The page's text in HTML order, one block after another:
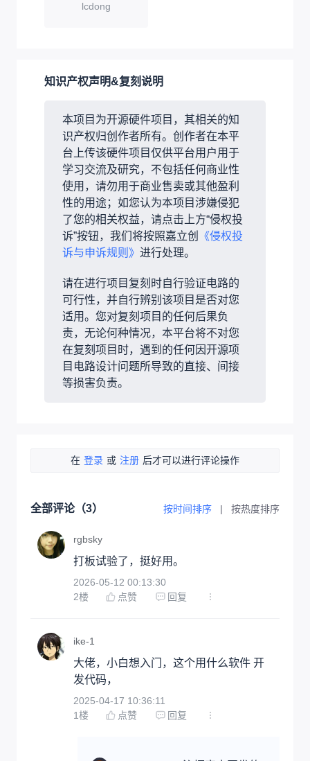
lcdong
知识产权声明&复刻说明
本项目为开源硬件项目，其相关的知
识产权归创作者所有。创作者在本平
台上传该硬件项目仅供平台用户用于
学习交流及研究，不包括任何商业性
使用，请勿用于商业售卖或其他盈利
性的用途；如您认为本项目涉嫌侵犯
了您的相关权益，请点击上方“侵权投
诉”按钮，我们将按照嘉立创
《侵权投
诉与申诉规则》 进行处理。
请在进行项目复刻时自行验证电路的
可行性，并自行辨别该项目是否对您
适用。您对复刻项目的任何后果负
责，无论何种情况，本平台将不对您
在复刻项目时，遇到的任何因开源项
目电路设计问题所导致的直接、间接
等损害负责。
在 登录 或 注册 后才可以进行评论操作
全部评论（3） 按时间排序 | 按热度排序
rgbsky
打板试验了，挺好用。
2026-05-12 00:13:30
2楼 点赞 回复
ike-1
大佬，小白想入门，这个用什么软件 开
发代码，
2025-04-17 10:36:11
1楼 点赞 回复